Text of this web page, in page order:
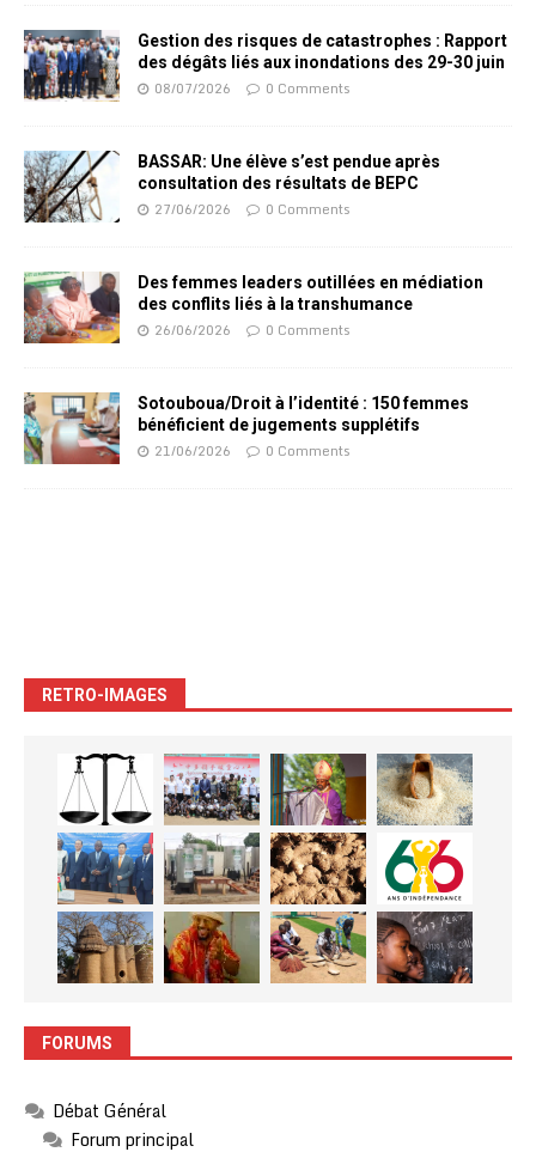
Gestion des risques de catastrophes : Rapport
des dégâts liés aux inondations des 29-30 juin
08/07/2026 0 Comments
BASSAR: Une élève s’est pendue après
consultation des résultats de BEPC
27/06/2026 0 Comments
Des femmes leaders outillées en médiation
des conflits liés à la transhumance
26/06/2026 0 Comments
Sotouboua/Droit à l’identité : 150 femmes
bénéficient de jugements supplétifs
21/06/2026 0 Comments
RETRO-IMAGES
FORUMS
Débat Général
Forum principal